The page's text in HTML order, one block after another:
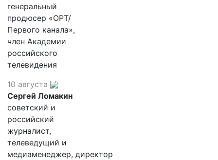
генеральный
продюсер «ОРТ/
Первого канала»,
член Академии
российского
телевидения
10 августа
Сергей Ломакин
советский и
российский
журналист,
телеведущий и
медиаменеджер, директор